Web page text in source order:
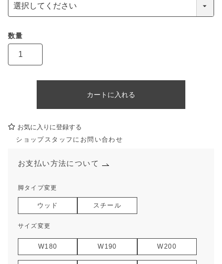
お気に入りに登録する
カートに入れる
ショップスタッフにお問い合わせ
脚タイプ変更
ウッド スチール
サイズ変更
W180 W190 W200
お支払い方法について